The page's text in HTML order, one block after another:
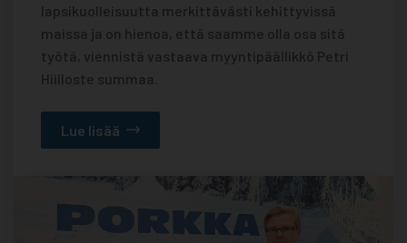
lapsikuolleisuutta merkittävästi kehittyvissä
maissa ja on hienoa, että saamme olla osa sitä
työtä, viennistä vastaava myyntipäällikkö Petri
Hiilloste summaa.
Lue lisää